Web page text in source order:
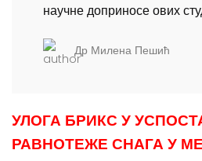
научне доприносе ових
Др Милена Пешић
УЛОГА БРИКС У
РАВНОТЕЖЕ СНАГА У